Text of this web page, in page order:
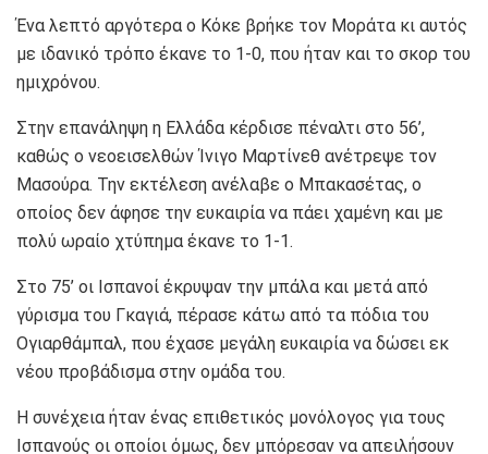
Ένα λεπτό αργότερα ο Κόκε βρήκε τον Μοράτα κι αυτός
με ιδανικό τρόπο έκανε το 1-0, που ήταν και το σκορ του
ημιχρόνου.
Στην επανάληψη η Ελλάδα κέρδισε πέναλτι στο 56’,
καθώς ο νεοεισελθών Ίνιγο Μαρτίνεθ ανέτρεψε τον
Μασούρα. Την εκτέλεση ανέλαβε ο Μπακασέτας, ο
οποίος δεν άφησε την ευκαιρία να πάει χαμένη και με
πολύ ωραίο χτύπημα έκανε το 1-1.
Στο 75’ οι Ισπανοί έκρυψαν την μπάλα και μετά από
γύρισμα του Γκαγιά, πέρασε κάτω από τα πόδια του
Ογιαρθάμπαλ, που έχασε μεγάλη ευκαιρία να δώσει εκ
νέου προβάδισμα στην ομάδα του.
Η συνέχεια ήταν ένας επιθετικός μονόλογος για τους
Ισπανούς οι οποίοι όμως, δεν μπόρεσαν να απειλήσουν